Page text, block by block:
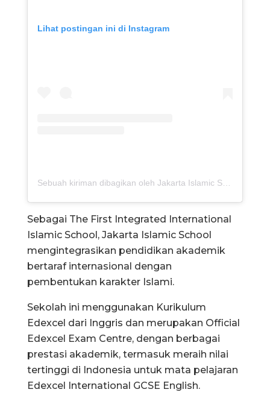
Lihat postingan ini di Instagram
Sebagai The First Integrated International
Islamic School, Jakarta Islamic School
mengintegrasikan pendidikan akademik
bertaraf internasional dengan
pembentukan karakter Islami.
Sekolah ini menggunakan Kurikulum
Edexcel dari Inggris dan merupakan Official
Edexcel Exam Centre, dengan berbagai
prestasi akademik, termasuk meraih nilai
tertinggi di Indonesia untuk mata pelajaran
Edexcel International GCSE English.